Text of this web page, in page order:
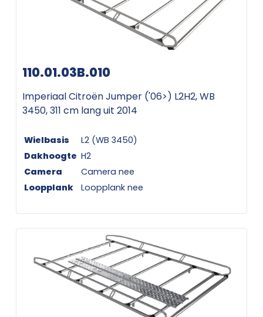
110.01.03B.010
Imperiaal Citroën Jumper ('06>) L2H2, WB
3450, 311 cm lang uit 2014
Wielbasis
L2 (WB 3450)
Dakhoogte H2
Camera
Camera nee
Loopplank
Loopplank nee